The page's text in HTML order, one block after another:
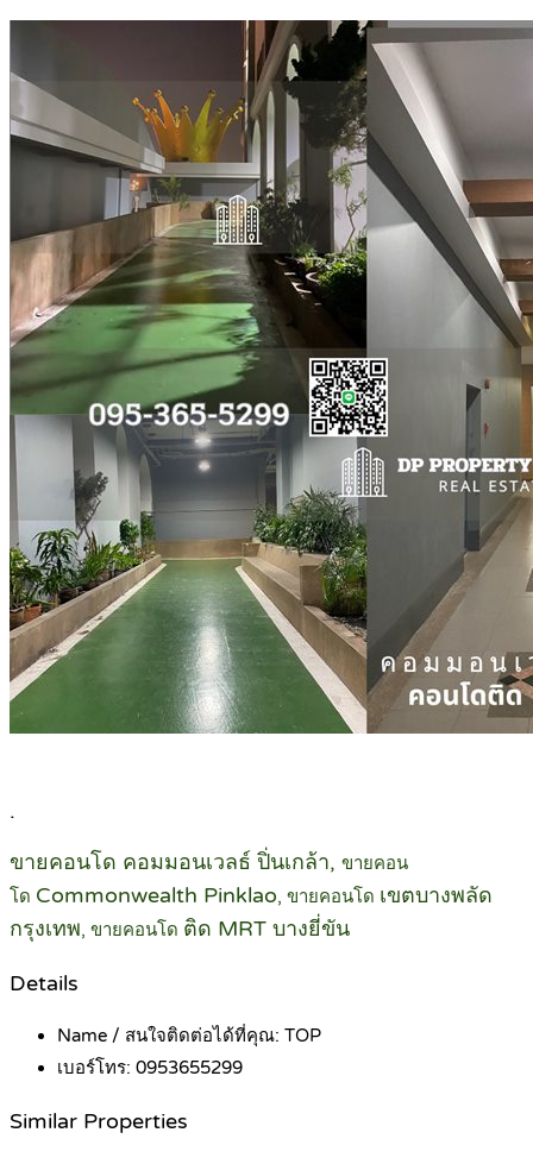
.
ขายคอนโด คอมมอนเวลธ์ ปิ่นเกล้า, ขายคอน
โด Commonwealth Pinklao, ขายคอนโด เขตบางพลัด
กรุงเทพ, ขายคอนโด ติด MRT บางยี่ขัน
Details
Name / สนใจติดต่อได้ที่คุณ: TOP
เบอร์โทร: 0953655299
Similar Properties